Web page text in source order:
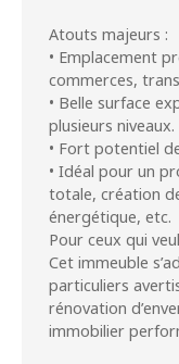
Atouts majeurs :
• Emplacement
commerces,
• Belle surface
plusieurs niveaux.
• Fort potentiel
• Idéal pour un
totale, création
énergétique, etc.
Pour ceux qui
Cet immeuble
particuliers
rénovation
immobilier